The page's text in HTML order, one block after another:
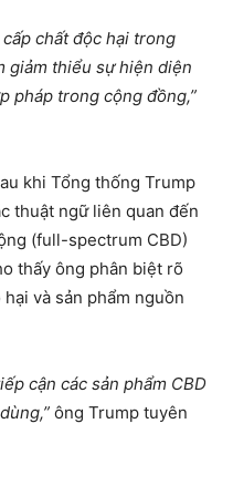
chất độc hại trong
giảm thiểu sự hiện diện
pháp trong cộng đồng,”
khi Tổng thống Trump
thuật ngữ liên quan đến
(full-spectrum CBD)
thấy ông phân biệt rõ
và sản phẩm nguồn
cận các sản phẩm CBD
ông Trump tuyên